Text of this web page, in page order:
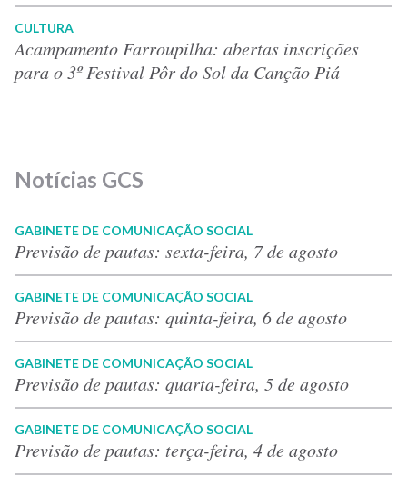
CULTURA
Acampamento Farroupilha: abertas inscrições
para o 3º Festival Pôr do Sol da Canção Piá
Notícias GCS
GABINETE DE COMUNICAÇÃO SOCIAL
Previsão de pautas: sexta-feira, 7 de agosto
GABINETE DE COMUNICAÇÃO SOCIAL
Previsão de pautas: quinta-feira, 6 de agosto
GABINETE DE COMUNICAÇÃO SOCIAL
Previsão de pautas: quarta-feira, 5 de agosto
GABINETE DE COMUNICAÇÃO SOCIAL
Previsão de pautas: terça-feira, 4 de agosto